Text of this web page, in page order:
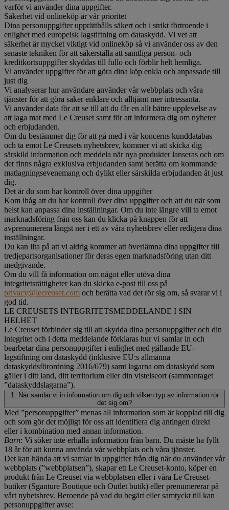
varför vi använder dina uppgifter.
Säkerhet vid onlineköp är vår prioritet
Dina personuppgifter upprätthålls säkert och i strikt förtroende i
enlighet med europeisk lagstiftning om dataskydd. Vi vet att
säkerhet är mycket viktigt vid onlineköp så vi använder oss av den
senaste tekniken för att säkerställa att samtliga person- och
kreditkortsuppgifter skyddas till fullo och förblir helt hemliga.
Vi använder uppgifter för att göra dina köp enkla och anpassade till
just dig
Vi analyserar hur användare använder vår webbplats och våra
tjänster för att göra saker enklare och alltjämt mer intressanta.
Vi använder data för att se till att du får en allt bättre upplevelse av
att laga mat med Le Creuset samt för att informera dig om nyheter
och erbjudanden.
Om du bestämmer dig för att gå med i vår koncerns kunddatabas
och ta emot Le Creusets nyhetsbrev, kommer vi att skicka dig
särskild information och meddela när nya produkter lanseras och om
det finns några exklusiva erbjudanden samt berätta om kommande
matlagningsevenemang och dylikt eller särskilda erbjudanden åt just
dig.
Det är du som har kontroll över dina uppgifter
Kom ihåg att du har kontroll över dina uppgifter och att du när som
helst kan anpassa dina inställningar. Om du inte längre vill ta emot
marknadsföring från oss kan du klicka på knappen för att
avprenumerera längst ner i ett av våra nyhetsbrev eller redigera dina
inställningar.
Du kan lita på att vi aldrig kommer att överlämna dina uppgifter till
tredjepartsorganisationer för deras egen marknadsföring utan ditt
medgivande.
Om du vill få information om något eller utöva dina
integritetsrättigheter kan du skicka e-post till oss på
privacy@lecreuset.com och berätta vad det rör sig om, så svarar vi i
god tid.
LE CREUSETS INTEGRITETSMEDDELANDE I SIN
HELHET
Le Creuset förbinder sig till att skydda dina personuppgifter och din
integritet och i detta meddelande förklaras hur vi samlar in och
bearbetar dina personuppgifter i enlighet med gällande EU-
lagstiftning om dataskydd (inklusive EU:s allmänna
dataskyddsförordning 2016/679) samt lagarna om dataskydd som
gäller i ditt land, ditt territorium eller din vistelseort (sammantaget
”dataskyddslagarna”).
1. När samlar vi in information om dig och vilken typ av information rör
det sig om?
Med ”personuppgifter” menas all information som är kopplad till dig
och som gör det möjligt för oss att identifiera dig antingen direkt
eller i kombination med annan information.
Barn: Vi söker inte erhålla information från barn. Du måste ha fyllt
18 år för att kunna använda vår webbplats och våra tjänster.
Det kan hända att vi samlar in uppgifter från dig när du använder vår
webbplats (”webbplatsen”), skapar ett Le Creuset-konto, köper en
produkt från Le Creuset via webbplatsen eller i våra Le Creuset-
butiker (Sganture Boutique och Outlet butik) eller prenumererar på
vårt nyhetsbrev. Beroende på vad du begärt eller samtyckt till kan
personuppgifter avse: